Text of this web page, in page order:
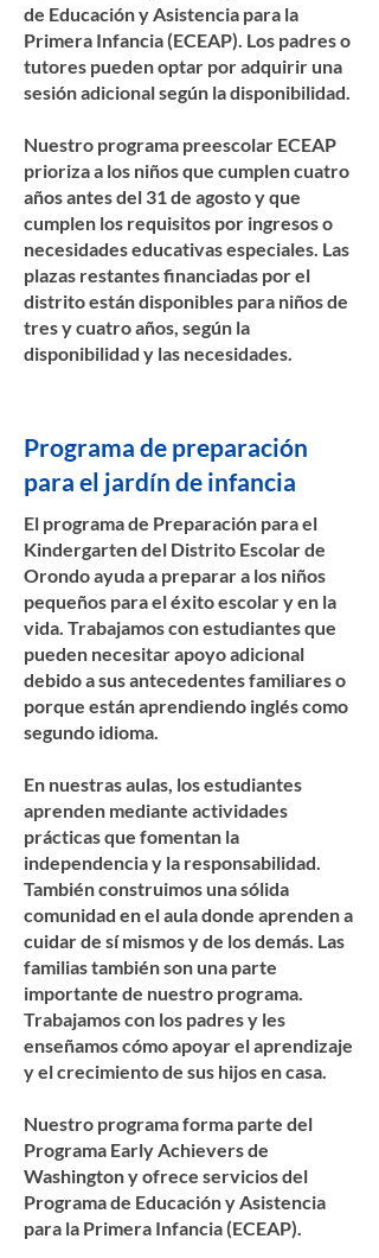
de Educación y Asistencia para la
Primera Infancia (ECEAP). Los padres o
tutores pueden optar por adquirir una
sesión adicional según la disponibilidad.
Nuestro programa preescolar ECEAP
prioriza a los niños que cumplen cuatro
años antes del 31 de agosto y que
cumplen los requisitos por ingresos o
necesidades educativas especiales. Las
plazas restantes financiadas por el
distrito están disponibles para niños de
tres y cuatro años, según la
disponibilidad y las necesidades.
Programa de preparación
para el jardín de infancia
El programa de Preparación para el
Kindergarten del Distrito Escolar de
Orondo ayuda a preparar a los niños
pequeños para el éxito escolar y en la
vida. Trabajamos con estudiantes que
pueden necesitar apoyo adicional
debido a sus antecedentes familiares o
porque están aprendiendo inglés como
segundo idioma.
En nuestras aulas, los estudiantes
aprenden mediante actividades
prácticas que fomentan la
independencia y la responsabilidad.
También construimos una sólida
comunidad en el aula donde aprenden a
cuidar de sí mismos y de los demás. Las
familias también son una parte
importante de nuestro programa.
Trabajamos con los padres y les
enseñamos cómo apoyar el aprendizaje
y el crecimiento de sus hijos en casa.
Nuestro programa forma parte del
Programa Early Achievers de
Washington y ofrece servicios del
Programa de Educación y Asistencia
para la Primera Infancia (ECEAP).